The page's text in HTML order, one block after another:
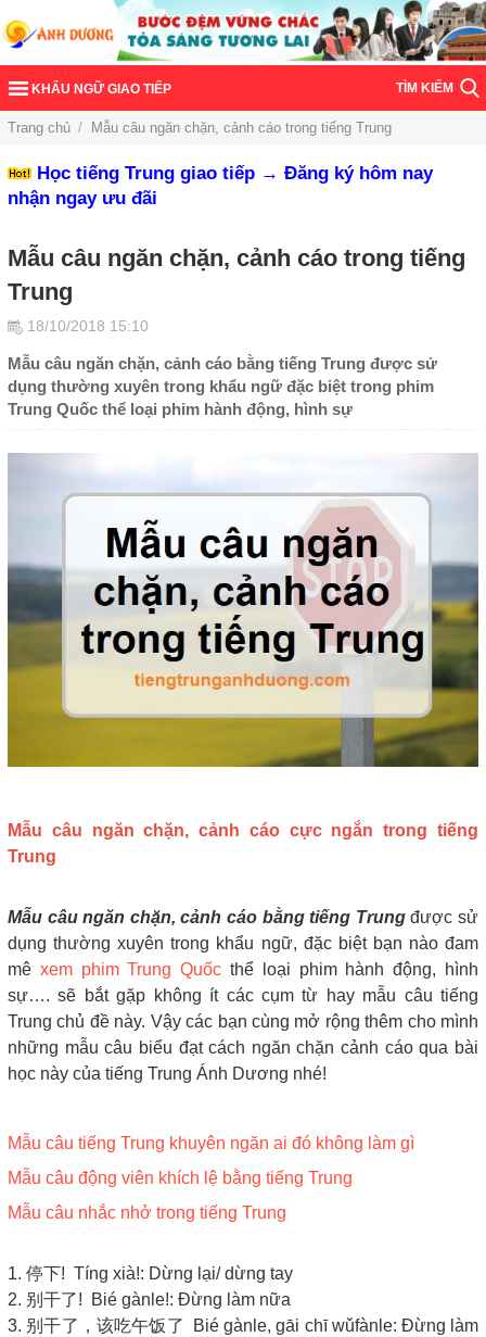
KHẨU NGỮ GIAO TIẾP TÌM KIẾM
Trang chủ / Mẫu câu ngăn chặn, cảnh cáo trong tiếng Trung
Học tiếng Trung giao tiếp → Đăng ký hôm nay
nhận ngay ưu đãi
Mẫu câu ngăn chặn, cảnh cáo trong tiếng
Trung
18/10/2018 15:10
Mẫu câu ngăn chặn, cảnh cáo bằng tiếng Trung được sử
dụng thường xuyên trong khẩu ngữ đặc biệt trong phim
Trung Quốc thể loại phim hành động, hình sự
Mẫu câu ngăn chặn, cảnh cáo cực ngắn trong tiếng
Trung
Mẫu câu ngăn chặn, cảnh cáo bằng tiếng Trungđược sử
dụng thường xuyên trong khẩu ngữ, đặc biệt bạn nào đam
mê xem phim Trung Quốc thể loại phim hành động, hình
sự…. sẽ bắt gặp không ít các cụm từ hay mẫu câu tiếng
Trung chủ đề này. Vậy các bạn cùng mở rộng thêm cho mình
những mẫu câu biểu đạt cách ngăn chặn cảnh cáo qua bài
học này của tiếng Trung Ánh Dương nhé!
Mẫu câu tiếng Trung khuyên ngăn ai đó không làm gì
Mẫu câu động viên khích lệ bằng tiếng Trung
Mẫu câu nhắc nhở trong tiếng Trung
1. 停下! Tíng xià!: Dừng lại/ dừng tay
2. 别干了! Bié gànle!: Đừng làm nữa
3. 别干了，该吃午饭了 Bié gànle, gāi chī wǔfànle: Đừng làm